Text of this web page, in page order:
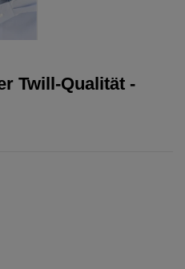
Twill-Qualität -